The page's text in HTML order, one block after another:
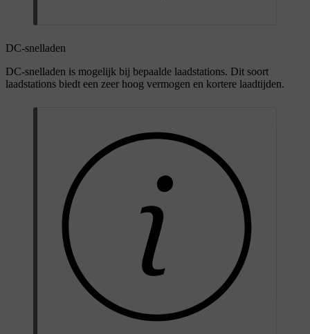
DC-snelladen
DC-snelladen is mogelijk bij bepaalde laadstations. Dit soort
laadstations biedt een zeer hoog vermogen en kortere laadtijden.